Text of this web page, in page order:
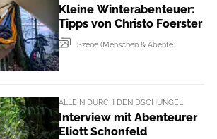
Kleine Winterabenteuer:
Tipps von Christo Foerster
Szene (Menschen & Abenteur + Events)
ALLEIN DURCH DEN DSCHUNGEL
Interview mit Abenteurer
Eliott Schonfeld